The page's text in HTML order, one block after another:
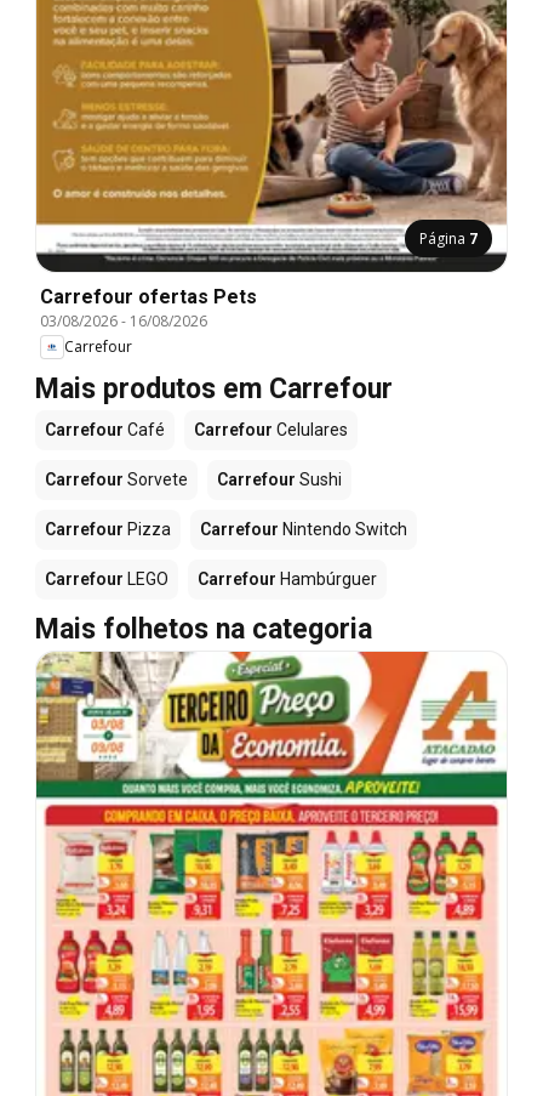
Página 7
Carrefour ofertas Pets
03/08/2026- 16/08/2026
Carrefour
Mais produtos em Carrefour
Carrefour Café Carrefour Celulares
Carrefour Sorvete Carrefour Sushi
Carrefour Pizza Carrefour Nintendo Switch
Carrefour LEGO Carrefour Hambúrguer
Mais folhetos na categoria